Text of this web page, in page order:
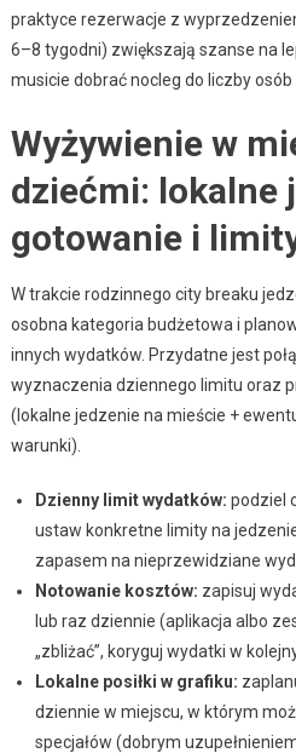
praktyce rezerwacje z
6–8 tygodni) zwiększają szanse na
musicie dobrać nocleg do liczby osób
Wyżywienie w
dziećmi: lokalne
gotowanie i
W trakcie rodzinnego city breaku
osobna kategoria budżetowa i
innych wydatków. Przydatne jest
wyznaczenia dziennego limitu oraz
(lokalne jedzenie na mieście +
warunki).
Dzienny limit wydatków: podziel
ustaw konkretne limity na
zapasem na nieprzewidziane
Notowanie kosztów: zapisuj
lub raz dziennie (aplikacja albo
„zbliżać”, koryguj wydatki w
Lokalne posiłki w grafiku:
dziennie w miejscu, w którym
specjałów (dobrym